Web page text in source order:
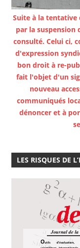
Suite à la tentative
par la suspension
consulté. Celui ci,
d'expression
bon droit à re-
fait l'objet d'un
nouveau
communiqués
dénoncer et à
LES RISQUES DE